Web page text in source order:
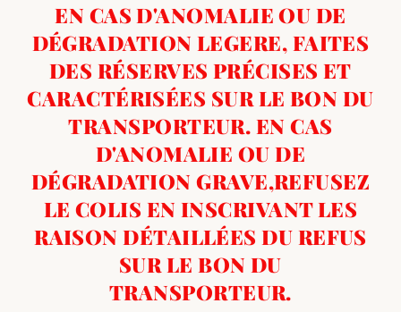
EN CAS D'ANOMALIE OU DE
DÉGRADATION LEGERE, FAITES
DES RÉSERVES PRÉCISES ET
CARACTÉRISÉES SUR LE BON DU
TRANSPORTEUR. EN CAS
D'ANOMALIE OU DE
DÉGRADATION GRAVE,REFUSEZ
LE COLIS EN INSCRIVANT LES
RAISON DÉTAILLÉES DU REFUS
SUR LE BON DU
TRANSPORTEUR.